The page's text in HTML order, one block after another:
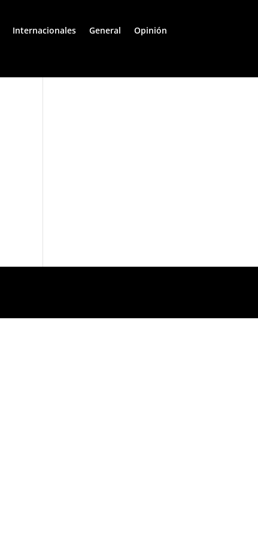
Internacionales General Opinión